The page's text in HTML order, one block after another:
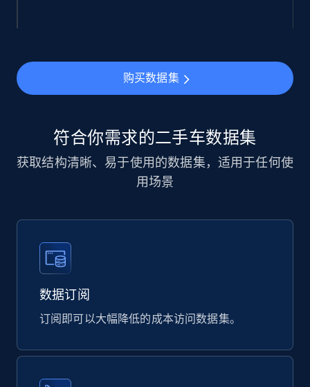
购买数据集
符合你需求的二手车数据集
获取结构清晰、易于使用的数据集，适用于任何使
用场景
数据订阅
订阅即可以大幅降低的成本访问数据集。